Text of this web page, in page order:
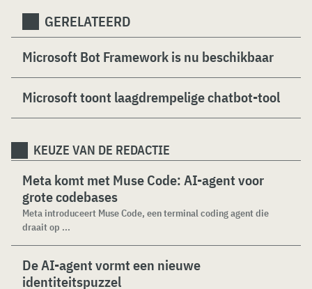
GERELATEERD
Microsoft Bot Framework is nu beschikbaar
Microsoft toont laagdrempelige chatbot-tool
KEUZE VAN DE REDACTIE
Meta komt met Muse Code: AI-agent voor
grote codebases
Meta introduceert Muse Code, een terminal coding agent die
draait op ...
De AI-agent vormt een nieuwe
identiteitspuzzel